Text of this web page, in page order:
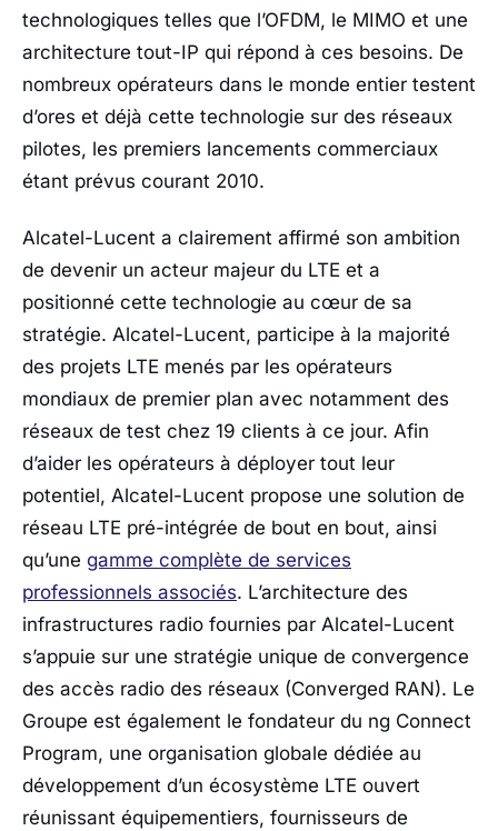
technologiques telles que l’OFDM, le MIMO et une
architecture tout-IP qui répond à ces besoins. De
nombreux opérateurs dans le monde entier testent
d’ores et déjà cette technologie sur des réseaux
pilotes, les premiers lancements commerciaux
étant prévus courant 2010.
Alcatel-Lucent a clairement affirmé son ambition
de devenir un acteur majeur du LTE et a
positionné cette technologie au cœur de sa
stratégie. Alcatel-Lucent, participe à la majorité
des projets LTE menés par les opérateurs
mondiaux de premier plan avec notamment des
réseaux de test chez 19 clients à ce jour. Afin
d’aider les opérateurs à déployer tout leur
potentiel, Alcatel-Lucent propose une solution de
réseau LTE pré-intégrée de bout en bout, ainsi
qu’une gamme complète de services
professionnels associés. L’architecture des
infrastructures radio fournies par Alcatel-Lucent
s’appuie sur une stratégie unique de convergence
des accès radio des réseaux (Converged RAN). Le
Groupe est également le fondateur du ng Connect
Program, une organisation globale dédiée au
développement d’un écosystème LTE ouvert
réunissant équipementiers, fournisseurs de